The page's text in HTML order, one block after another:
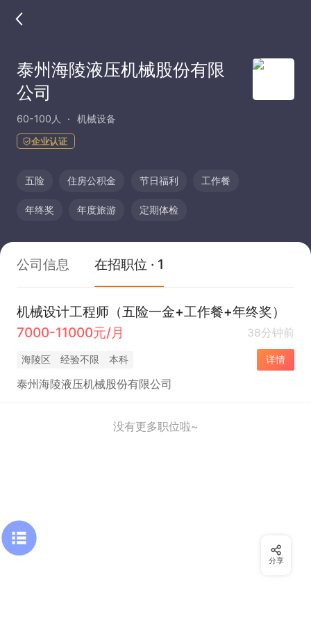
泰州海陵液压机械股份有限
公司
60-100人 机械设备
企业认证
五险 住房公积金 节日福利 工作餐
年终奖 年度旅游 定期体检
公司信息 在招职位 · 1
机械设计工程师（五险一金+工作餐+年终奖）
7000-11000元/月
38分钟前
海陵区 经验不限 本科 详情
泰州海陵液压机械股份有限公司
没有更多职位啦~
分享